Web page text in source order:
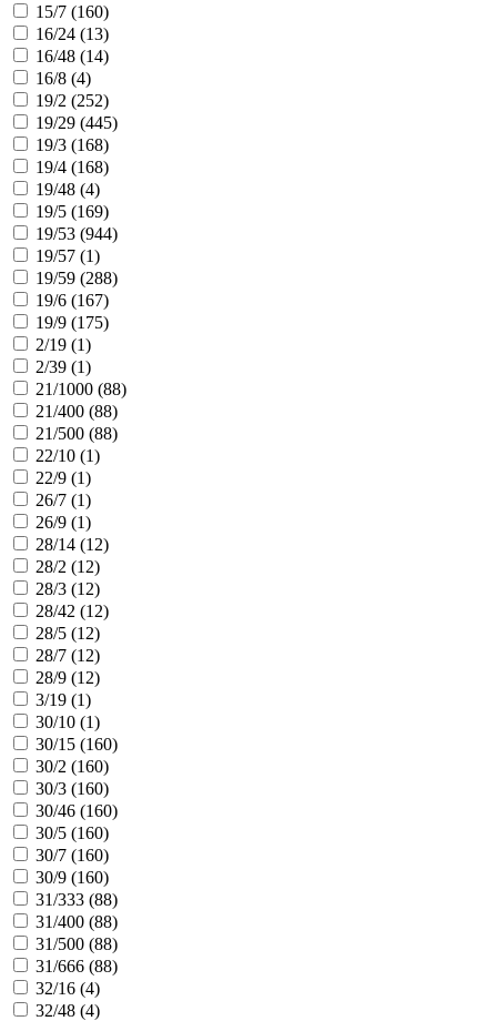
15/7 (160)
16/24 (13)
16/48 (14)
16/8 (4)
19/2 (252)
19/29 (445)
19/3 (168)
19/4 (168)
19/48 (4)
19/5 (169)
19/53 (944)
19/57 (1)
19/59 (288)
19/6 (167)
19/9 (175)
2/19 (1)
2/39 (1)
21/1000 (88)
21/400 (88)
21/500 (88)
22/10 (1)
22/9 (1)
26/7 (1)
26/9 (1)
28/14 (12)
28/2 (12)
28/3 (12)
28/42 (12)
28/5 (12)
28/7 (12)
28/9 (12)
3/19 (1)
30/10 (1)
30/15 (160)
30/2 (160)
30/3 (160)
30/46 (160)
30/5 (160)
30/7 (160)
30/9 (160)
31/333 (88)
31/400 (88)
31/500 (88)
31/666 (88)
32/16 (4)
32/48 (4)